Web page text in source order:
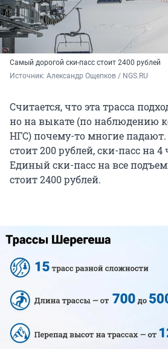
Самый дорогой ски-пасс стоит 2400 рублей
Источник: Александр Ощепков / NGS.RU
Считается, что эта трасса
но на выкате (по наблюдению
НГС) почему-то многие
стоит 200 рублей, ски-пасс на 4
Единый ски-пасс на все
стоит 2400 рублей.